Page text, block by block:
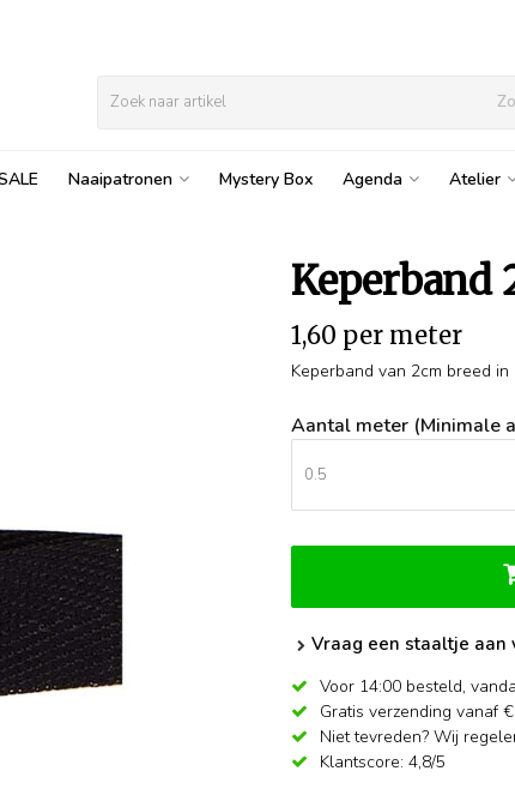
Naaipatronen Mystery Box Agenda Atelier
Keperband
1,60 per meter
Keperband van 2cm breed
Aantal meter (Minimale
Vraag een staaltje aan
Voor 14:00 besteld,
Gratis verzending vanaf
Niet tevreden? Wij
Klantscore: 4,8/5